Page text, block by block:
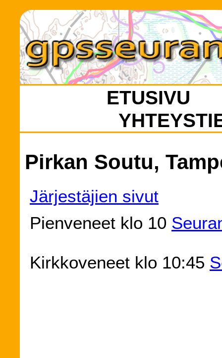
ETUSIVU
Pirkan Soutu,
Järjestäjien sivut
Pienveneet klo 10
Kirkkoveneet klo 10:45